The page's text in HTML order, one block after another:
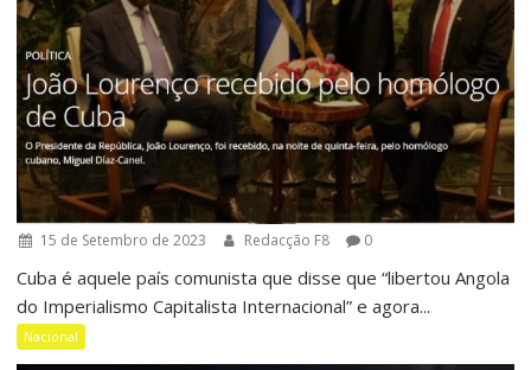
15 de Setembro de 2023 Redacção F8 0
Cuba é aquele país comunista que disse que “libertou Angola
do Imperialismo Capitalista Internacional” e agora...
Nacional